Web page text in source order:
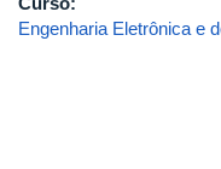
Engenharia Eletrônica e